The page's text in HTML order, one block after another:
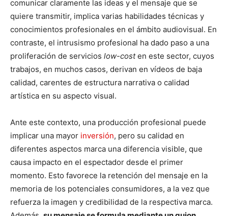
comunicar claramente las ideas y el mensaje que se
quiere transmitir, implica varias habilidades técnicas y
conocimientos profesionales en el ámbito audiovisual. En
contraste, el intrusismo profesional ha dado paso a una
proliferación de servicios low-costen este sector, cuyos
trabajos, en muchos casos, derivan en vídeos de baja
calidad, carentes de estructura narrativa o calidad
artística en su aspecto visual.
Ante este contexto, una producción profesional puede
implicar una mayor inversión, pero su calidad en
diferentes aspectos marca una diferencia visible, que
causa impacto en el espectador desde el primer
momento. Esto favorece la retención del mensaje en la
memoria de los potenciales consumidores, a la vez que
refuerza la imagen y credibilidad de la respectiva marca.